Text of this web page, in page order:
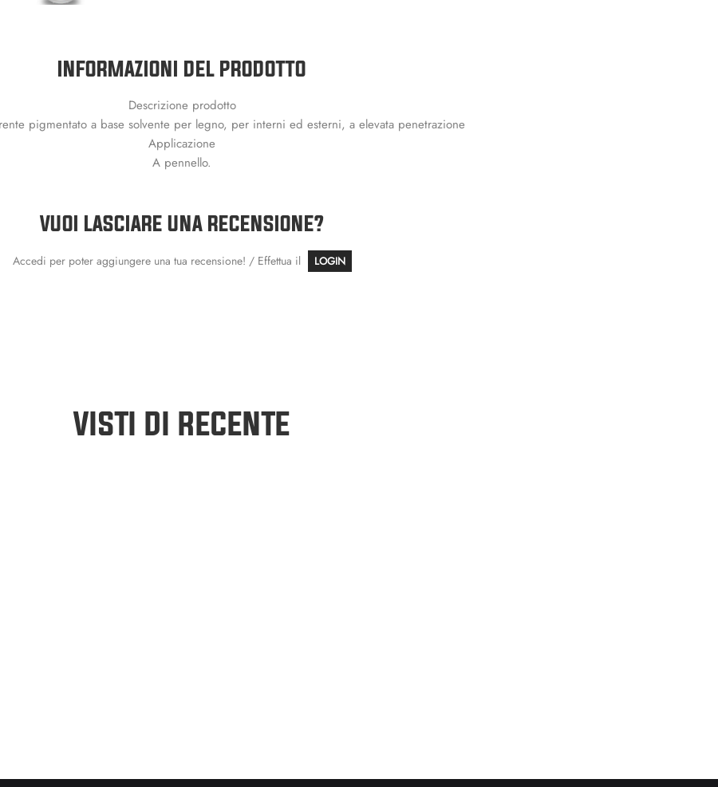
INFORMAZIONI DEL PRODOTTO
Descrizione prodotto
pigmentato a base solvente per legno, per interni ed esterni, a elevata penetrazione
Applicazione
A pennello.
VUOI LASCIARE UNA RECENSIONE?
Accedi per poter aggiungere una tua recensione! / Effettua il LOGIN
VISTI DI RECENTE